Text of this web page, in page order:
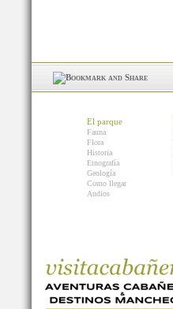
El parque
Fauna
Flora
Historia
Etnografía
Geología
Como llegar
Audios